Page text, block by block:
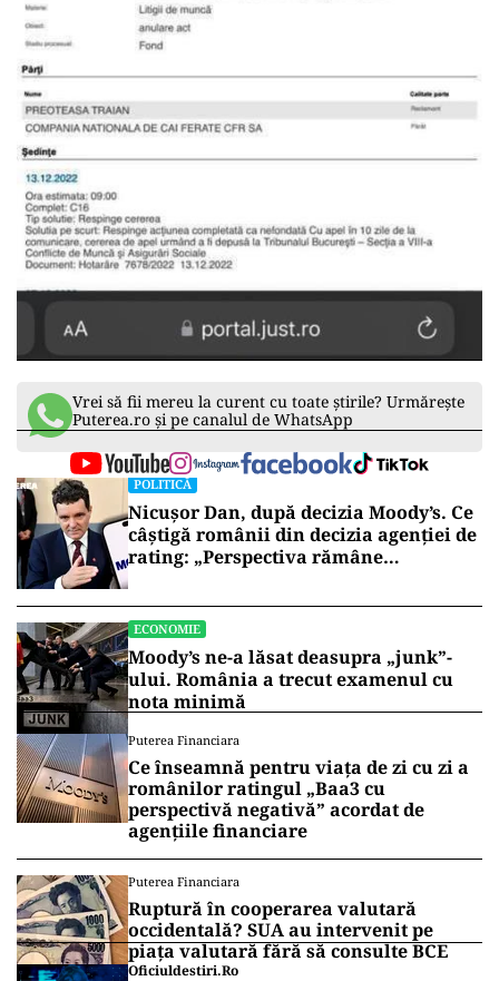
Vrei să fii mereu la curent cu toate știrile? Urmărește
Puterea.ro și pe canalul de WhatsApp
POLITICĂ
Nicușor Dan, după decizia Moody’s. Ce
câștigă românii din decizia agenției de
rating: „Perspectiva rămâne
ECONOMIE
Moody’s ne-a lăsat deasupra „junk”-
ului. România a trecut examenul cu
nota minimă
Puterea Financiara
Ce înseamnă pentru viața de zi cu zi a
românilor ratingul „Baa3 cu
perspectivă negativă” acordat de
agențiile financiare
Puterea Financiara
Ruptură în cooperarea valutară
occidentală? SUA au intervenit pe
piața valutară fără să consulte BCE
Oficiuldestiri.ro